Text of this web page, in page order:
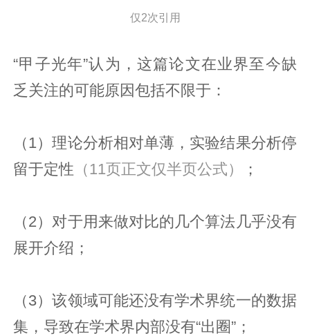
仅2次引用
“甲子光年”认为，这篇论文在业界至今缺
乏关注的可能原因包括不限于：
（1）理论分析相对单薄，实验结果分析停
留于定性 （11页正文仅半页公式） ；
（2）对于用来做对比的几个算法几乎没有
展开介绍；
（3）该领域可能还没有学术界统一的数据
集，导致在学术界内部没有“出圈”；